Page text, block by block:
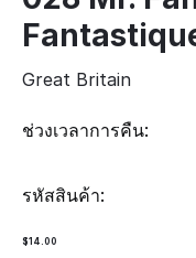
Great Britain
ช่วงเวลาการคืน:
รหัสสินค้า:
$14.00